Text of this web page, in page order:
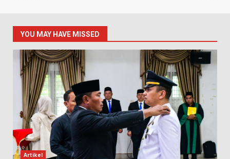
YOU MAY HAVE MISSED
Artikel